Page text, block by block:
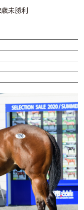
未勝利